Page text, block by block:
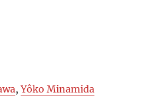
,Yôko Minamida